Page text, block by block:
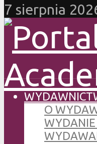
7 sierpnia
O
WYDANIE